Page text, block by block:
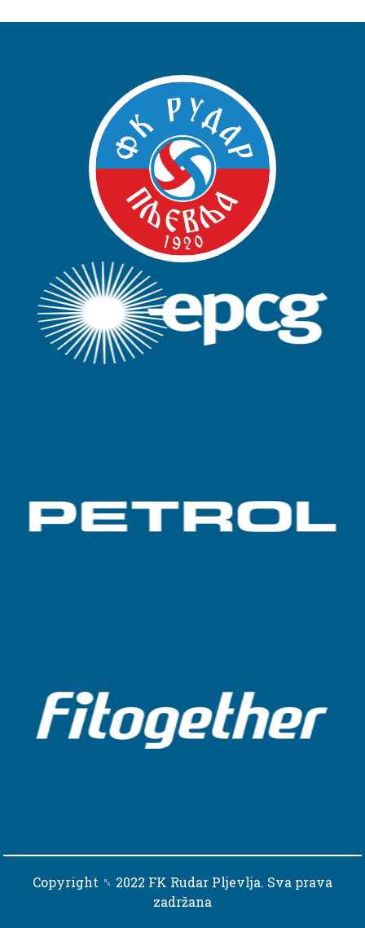
Copyright ␈ 2022 FK Rudar Pljevlja. Sva prava
zadržana